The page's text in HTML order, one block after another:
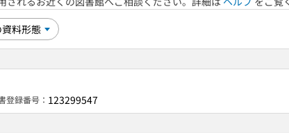
登録番号： 123299547